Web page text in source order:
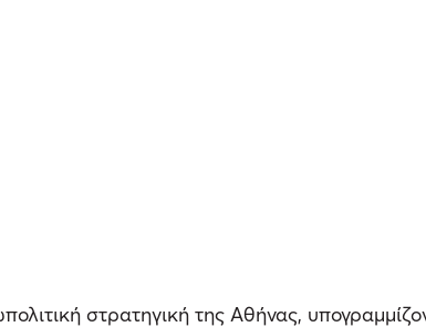
στρατηγική της Αθήνας,